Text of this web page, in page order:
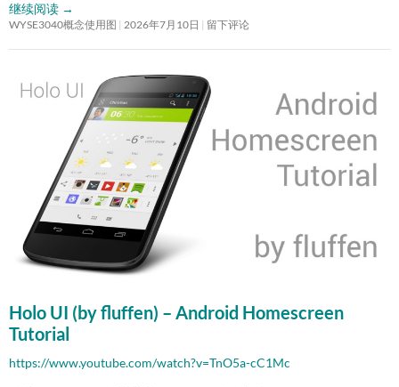
继续阅读 →
WYSE3040概念使用图 2026年7月10日 留下评论
Holo UI (by fluffen) – Android Homescreen
Tutorial
https://www.youtube.com/watch?v=TnO5a-cC1Mc